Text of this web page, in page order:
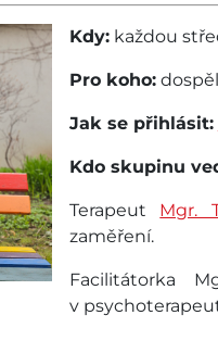
Kdy:každou
Pro koho:
Jak se přihlásit:
Kdo skupinu
Terapeut Mgr.
zaměření.
Facilitátorka
v